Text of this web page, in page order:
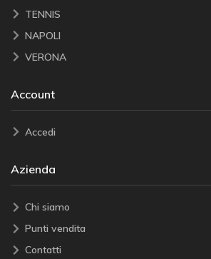
TENNIS
NAPOLI
VERONA
Account
Accedi
Azienda
Chi siamo
Punti vendita
Contatti